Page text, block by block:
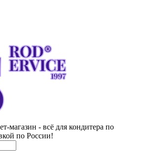
магазин - всё для кондитера по
по России!